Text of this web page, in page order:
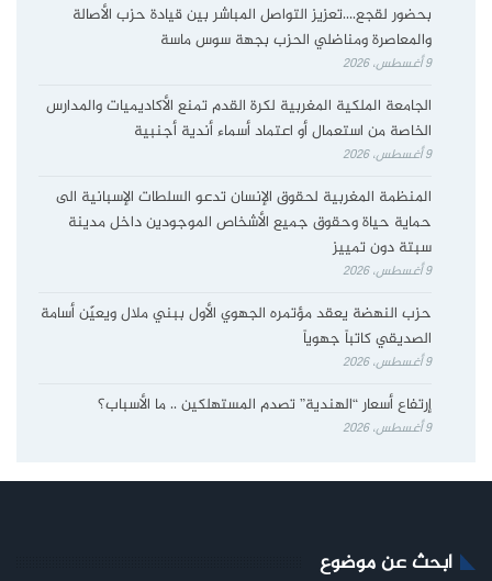
بحضور لقجع….تعزيز التواصل المباشر بين قيادة حزب الأصالة
والمعاصرة ومناضلي الحزب بجهة سوس ماسة
9 أغسطس، 2026
الجامعة الملكية المغربية لكرة القدم تمنع الأكاديميات والمدارس
الخاصة من استعمال أو اعتماد أسماء أندية أجنبية
9 أغسطس، 2026
المنظمة المغربية لحقوق الإنسان تدعو السلطات الإسبانية الى
حماية حياة وحقوق جميع الأشخاص الموجودين داخل مدينة
سبتة دون تمييز
9 أغسطس، 2026
حزب النهضة يعقد مؤتمره الجهوي الأول ببني ملال ويعيّن أسامة
الصديقي كاتباً جهوياً
9 أغسطس، 2026
إرتفاع أسعار “الهندية” تصدم المستهلكين .. ما الأسباب؟
9 أغسطس، 2026
ابحث عن موضوع